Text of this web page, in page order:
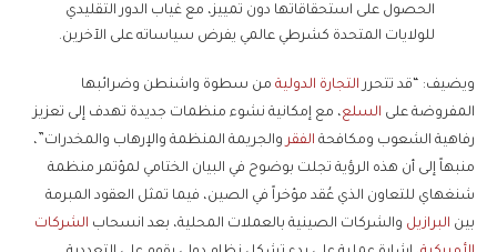
الحصول على استحقاقاتها دون تمييز، مع غياب الدور التقليدي
للولايات المتحدة كشرطي عالمي يفرض سياساته على الآخرين.
ويضيف: “قد تتحرر التجارة الدولية من سطوة واشنطن وضرائبها
المفروضة على السلع، مع إمكانية نشوء منظمات جديدة تهدف إلى تعزيز
رفاهية الشعوب ومكافحة الفقر والجريمة المنظمة والإرهاب والمخدرات”،
منبهاً إلى أن هذه الرؤية تجلت بوضوح في البيان الختامي لمؤتمر منظمة
شنغهاي للتعاون الذي عُقد مؤخراً في الصين، فيما تمثل العقود المبرمة
بين البرازيل والشركات الصينية بالعملات المحلية، بعد انسحاب الشركات